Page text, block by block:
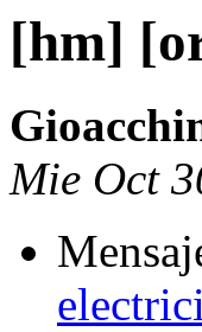
[hm]
Mie Oct